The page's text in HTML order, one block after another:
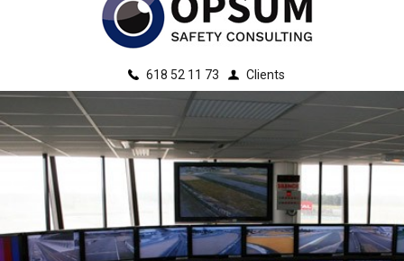
618 52 11 73 Clients